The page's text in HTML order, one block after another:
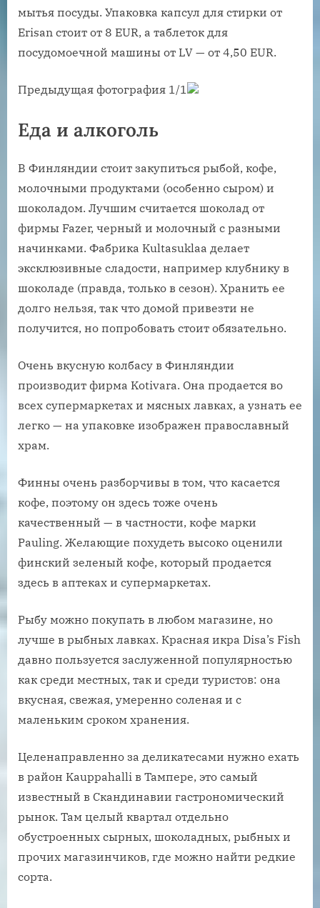
мытья посуды. Упаковка капсул для стирки от
Erisan стоит от 8 EUR, а таблеток для
посудомоечной машины от LV — от 4,50 EUR.
Предыдущая фотография 1/1
Еда и алкоголь
В Финляндии стоит закупиться рыбой, кофе,
молочными продуктами (особенно сыром) и
шоколадом. Лучшим считается шоколад от
фирмы Fazer, черный и молочный с разными
начинками. Фабрика Kultasuklaa делает
эксклюзивные сладости, например клубнику в
шоколаде (правда, только в сезон). Хранить ее
долго нельзя, так что домой привезти не
получится, но попробовать стоит обязательно.
Очень вкусную колбасу в Финляндии
производит фирма Kotivara. Она продается во
всех супермаркетах и мясных лавках, а узнать ее
легко — на упаковке изображен православный
храм.
Финны очень разборчивы в том, что касается
кофе, поэтому он здесь тоже очень
качественный — в частности, кофе марки
Pauling. Желающие похудеть высоко оценили
финский зеленый кофе, который продается
здесь в аптеках и супермаркетах.
Рыбу можно покупать в любом магазине, но
лучше в рыбных лавках. Красная икра Disa’s Fish
давно пользуется заслуженной популярностью
как среди местных, так и среди туристов: она
вкусная, свежая, умеренно соленая и с
маленьким сроком хранения.
Целенаправленно за деликатесами нужно ехать
в район Kauppahalli в Тампере, это самый
известный в Скандинавии гастрономический
рынок. Там целый квартал отдельно
обустроенных сырных, шоколадных, рыбных и
прочих магазинчиков, где можно найти редкие
сорта.